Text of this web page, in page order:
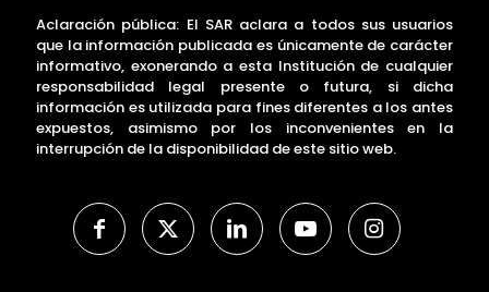
Aclaración pública: El SAR aclara a todos sus usuarios
que la información publicada es únicamente de carácter
informativo, exonerando a esta Institución de cualquier
responsabilidad legal presente o futura, si dicha
información es utilizada para fines diferentes a los antes
expuestos, asimismo por los inconvenientes en la
interrupción de la disponibilidad de este sitio web.